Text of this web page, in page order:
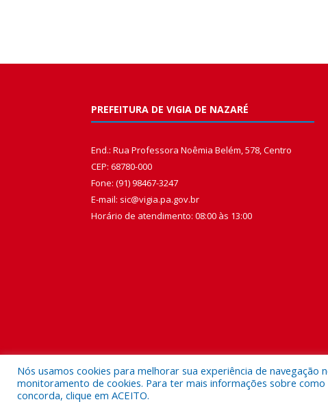
PREFEITURA DE VIGIA DE NAZARÉ
End.: Rua Professora Noêmia Belém, 578, Centro
CEP: 68780-000
Fone: (91) 98467-3247
E-mail: sic@vigia.pa.gov.br
Horário de atendimento: 08:00 às 13:00
Todos os direitos reservados a Prefeitura Municipal de
Nós usamos cookies para melhorar sua experiência de
monitoramento de cookies. Para ter mais informações sobre
concorda, clique em ACEITO.